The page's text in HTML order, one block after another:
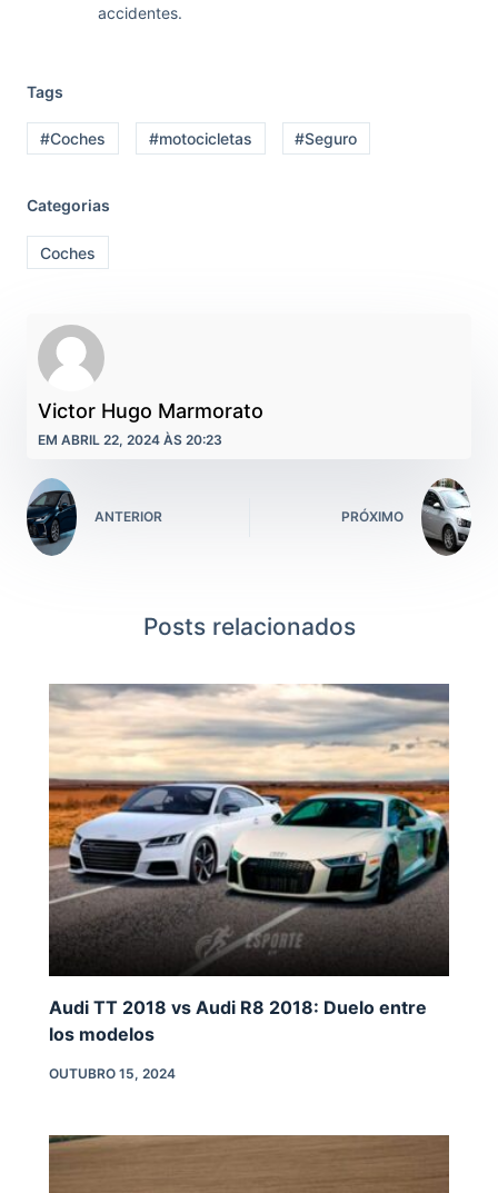
accidentes.
Tags
#Coches #motocicletas #Seguro
Categorias
Coches
Victor Hugo Marmorato
EM ABRIL 22, 2024 ÀS 20:23
ANTERIOR PRÓXIMO
Posts relacionados
Audi TT 2018 vs Audi R8 2018: Duelo entre
los modelos
OUTUBRO 15, 2024